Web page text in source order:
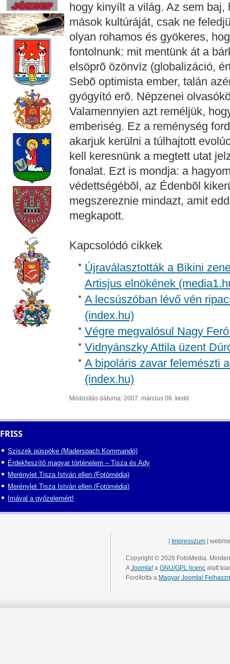
hogy kinyílt a világ. Az sem
mások kultúráját, csak ne
olyan rohamos és gyökeres,
fontolnunk: mit mentünk át a
elsöprõ özönvíz (globalizáció,
Sebõ optimista ember, talán
gyógyító erõ. Népzenei
Valamennyien azt reméljük,
emberiség. Ez a reménység
akarjuk kerülni a túlhajtott
kell keresnünk a megtett utat
fonalat. Ezt is mondja: a
védettségébõl, az Édenbõl
megszereznie mindazt, amit
megkapott.
Kapcsolódó cikkek
Újraválasztották a Bikini
Artisjus elnökének
A lecsúszóban lévő vén
(index.hu)
Végre megvalósul Nagy
Vidnyánszky Attila üzent
A bipoláris zavar felemészti
(index.hu)
Módosítás dátuma: 2007. március 06. kedd
FRISS
Sziszek püspöke (Maderspach Kommandó)
Érdekfeszítő magyar történelem – Tisza és Ady
Merénylet Tisza István ellen (Fotómédia)
Merénylet Tisza István ellen (Fotómédia)
Imával a győzelemért!
Impresszum |
Copyright © 2026 FotoMedia.
AJoomla! a GNU/GPL licenc alatt
Fordította a Magyar Joomla!